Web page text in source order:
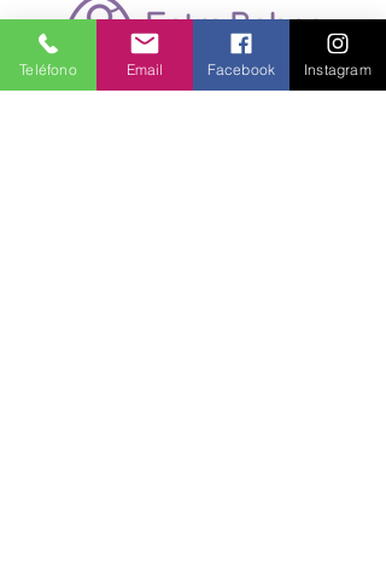
Teléfono Email Facebook Instagram